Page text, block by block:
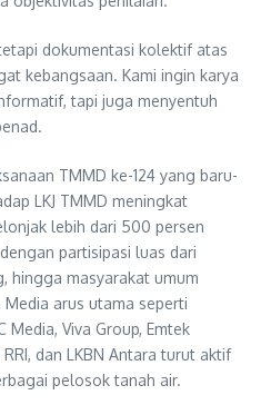
dokumentasi kolektif atas
kebangsaan. Kami ingin karya
tapi juga menyentuh
TMMD ke-124 yang baru-
LKJ TMMD meningkat
lebih dari 500 persen
partisipasi luas dari
hingga masyarakat umum
arus utama seperti
Media, Viva Group, Emtek
dan LKBN Antara turut aktif
pelosok tanah air.